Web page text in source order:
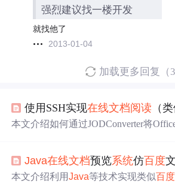
强烈建议找一楼开发
就找他了
2013-01-04
加载更多回复（3
使用SSH实现在线文档阅读 （
本文介绍如何通过JODConverter将
WFTools，详细步骤包括设置
码进行转换以及解决显示问题。
Java在线文档预览系统仿百度
本文介绍利用Java等技术实现类似百度